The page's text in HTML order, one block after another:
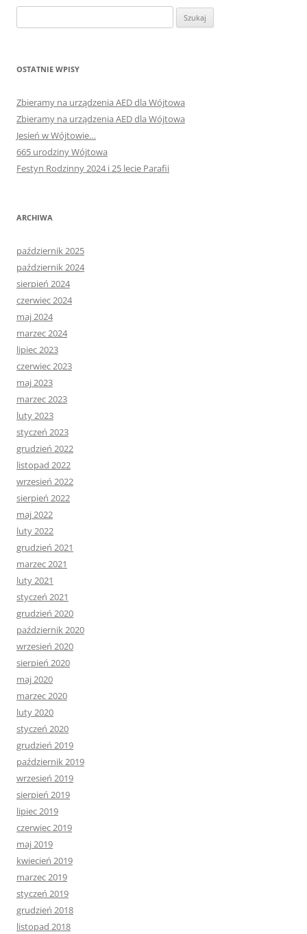
OSTATNIE WPISY
Zbieramy na urządzenia AED dla Wójtowa
Zbieramy na urządzenia AED dla Wójtowa
Jesień w Wójtowie…
665 urodziny Wójtowa
Festyn Rodzinny 2024 i 25 lecie Parafii
ARCHIWA
październik 2025
październik 2024
sierpień 2024
czerwiec 2024
maj 2024
marzec 2024
lipiec 2023
czerwiec 2023
maj 2023
marzec 2023
luty 2023
styczeń 2023
grudzień 2022
listopad 2022
wrzesień 2022
sierpień 2022
maj 2022
luty 2022
grudzień 2021
marzec 2021
luty 2021
styczeń 2021
grudzień 2020
październik 2020
wrzesień 2020
sierpień 2020
maj 2020
marzec 2020
luty 2020
styczeń 2020
grudzień 2019
październik 2019
wrzesień 2019
sierpień 2019
lipiec 2019
czerwiec 2019
maj 2019
kwiecień 2019
marzec 2019
styczeń 2019
grudzień 2018
listopad 2018